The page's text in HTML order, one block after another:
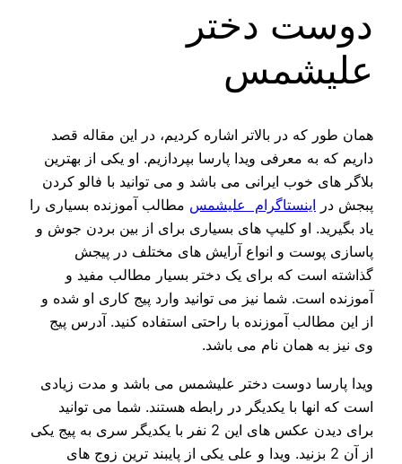
دوست دختر
علیشمس
همان طور که در بالاتر اشاره کردیم، در این مقاله قصد
داریم که به معرفی ویدا پارسا بپردازیم. او یکی از بهترین
بلاگر های خوب ایرانی می باشد و می توانید با فالو کردن
پبجش در اینستاگرام علیشمس مطالب آموزنده بسیاری را
یاد بگیرید. او کلیپ های بسیاری برای از بین بردن جوش و
پاسازی پوست و انواع آرایش های مختلف در پیجش
گذاشته است که برای یک دختر بسیار مطالب مفید و
آموزنده است. شما نیز می توانید وارد پیج کاری او شده و
از این مطالب آموزنده با راحتی استفاده کنید. آدرس پیج
وی نیز به همان نام می باشد.
ویدا پارسا دوست دختر علیشمس می باشد و مدت زیادی
است که انها با یکدیگر در رابطه هستند. شما می توانید
برای دیدن عکس های این 2 نفر با یکدیگر سری به پیج یکی
از آن 2 بزنید. ویدا و علی یکی از پایبند ترین زوج های